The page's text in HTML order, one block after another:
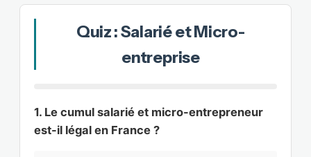
Quiz : Salarié et Micro-
entreprise
1. Le cumul salarié et micro-entrepreneur
est-il légal en France ?